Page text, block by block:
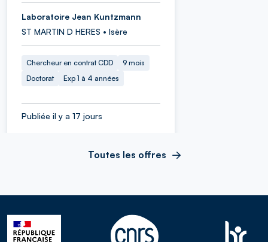
Laboratoire Jean Kuntzmann
ST MARTIN D HERES • Isère
Chercheur en contrat CDD
9 mois
Doctorat
Exp 1 à 4 années
Publiée il y a 17 jours
Toutes les offres